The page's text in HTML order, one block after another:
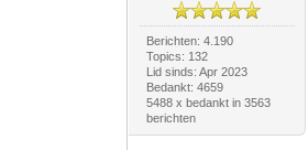
Berichten: 4.190
Topics: 132
Lid sinds: Apr 2023
Bedankt: 4659
5488 x bedankt in 3563
berichten